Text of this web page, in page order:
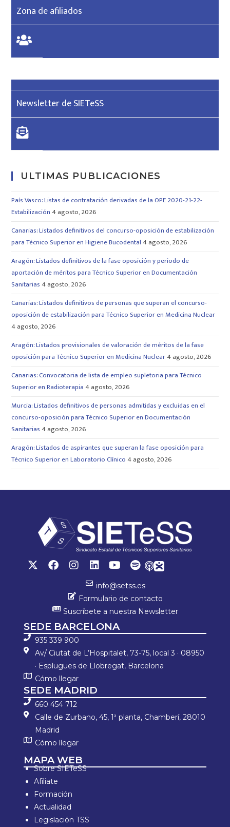
Zona de afiliados
Newsletter de SIETeSS
ULTIMAS PUBLICACIONES
País Vasco: Listas de contratación derivadas de la OPE 2020-21-22-
Estabilización 4 agosto, 2026
Canarias: Listados definitivos del concurso-oposición de estabilización
para Técnico Superior en Higiene Bucodental 4 agosto, 2026
Aragón: Listados definitivos de la fase oposición y periodo de
aportación de méritos para Técnico Superior en Documentación
Sanitarias 4 agosto, 2026
Canarias: Listados definitivos de personas que superan el concurso-
oposición de estabilización para Técnico Superior en Medicina Nuclear
4 agosto, 2026
Aragón: Listados provisionales de valoración de méritos de la fase
oposición para Técnico Superior en Medicina Nuclear4 agosto, 2026
Canarias: Convocatoria de lista de empleo supletoria para Técnico
Superior en Radioterapia 4 agosto, 2026
Murcia: Listados definitivos de personas admitidas y excluidas en el
concurso-oposición para Técnico Superior en Documentación
Sanitarias 4 agosto, 2026
Aragón: Listados de aspirantes que superan la fase oposición para
Técnico Superior en Laboratorio Clínico 4 agosto, 2026
info@setss.es
Formulario de contacto
Suscríbete a nuestra Newsletter
SEDE BARCELONA
935 339 900
Av/ Ciutat de L’Hospitalet, 73-75, local 3 · 08950
· Esplugues de Llobregat, Barcelona
Cómo llegar
SEDE MADRID
660 454 712
Calle de Zurbano, 45, 1ª planta, Chamberí, 28010
Madrid
Cómo llegar
MAPA WEB
Sobre SIETeSS
Afíliate
Formación
Actualidad
Legislación TSS